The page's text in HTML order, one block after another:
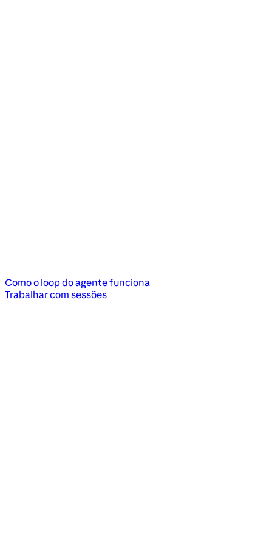
Como o loop do agente funciona
Trabalhar com sessões